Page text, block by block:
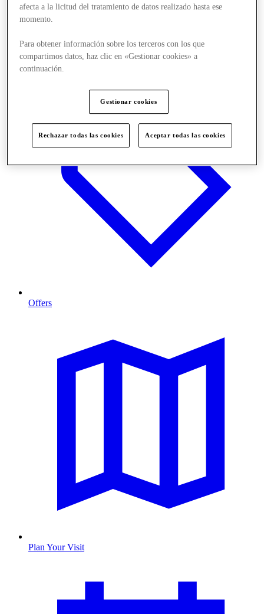
Stores
Offers
Plan Your Visit
afecta a la licitud del tratamiento de datos realizado hasta ese
momento.
Para obtener información sobre los terceros con los que
compartimos datos, haz clic en «Gestionar cookies» a
continuación.
Gestionar cookies
Rechazar todas las cookies Aceptar todas las cookies